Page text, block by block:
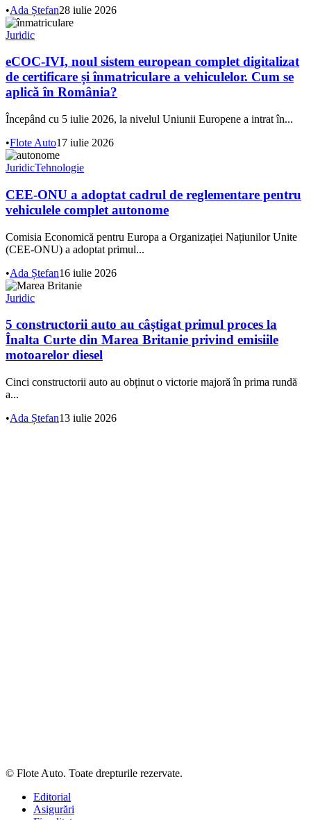
•Ada Ștefan28 iulie 2026
Juridic
eCOC-IVI, noul sistem european complet digitalizat
de certificare și înmatriculare a vehiculelor. Cum se
aplică în România?
Începând cu 5 iulie 2026, la nivelul Uniunii Europene a intrat în...
•Flote Auto17 iulie 2026
JuridicTehnologie
CEE-ONU a adoptat cadrul de reglementare pentru
vehiculele complet autonome
Comisia Economică pentru Europa a Organizației Națiunilor Unite
(CEE-ONU) a adoptat primul...
•Ada Ștefan16 iulie 2026
Juridic
5 constructorii auto au câștigat primul proces la
Înalta Curte din Marea Britanie privind emisiile
motoarelor diesel
Cinci constructorii auto au obținut o victorie majoră în prima rundă
a...
•Ada Ștefan13 iulie 2026
© Flote Auto. Toate drepturile rezervate.
Editorial
Asigurări